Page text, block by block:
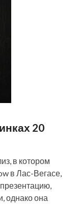
20
в котором
в Лас-Вегасе,
однако она